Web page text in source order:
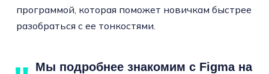
программой, которая поможет новичкам быстрее
разобраться с ее тонкостями.
Мы подробнее знакомим с Figma на